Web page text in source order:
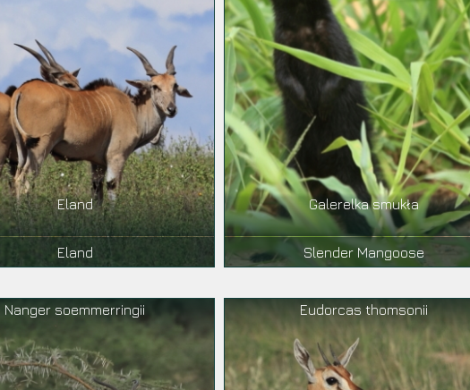
Eland
Eland
Galerelka smukła
Slender Mangoose
Nanger soemmerringii Eudorcas thomsonii